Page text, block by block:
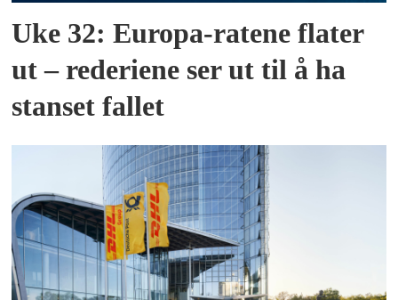
Uke 32: Europa-ratene flater
ut – rederiene ser ut til å ha
stanset fallet